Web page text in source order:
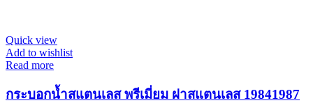
Quick view
Add to wishlist
Read more
กระบอกน้ำสแตนเลส พรีเมี่ยม ฝาสแตนเลส 19841987